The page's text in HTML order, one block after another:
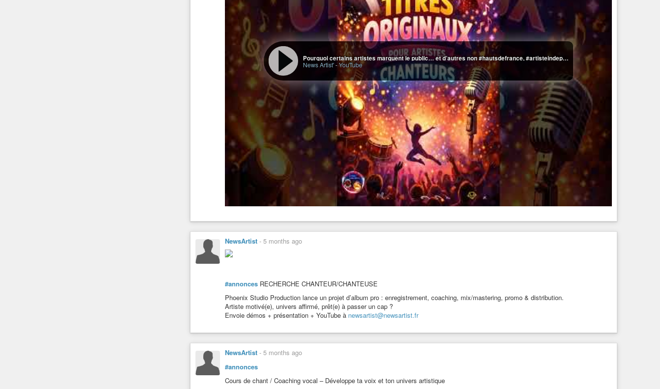
Pourquoi certains artistes marquent le public… et d’autres non #hautsdefrance, #artisteindependant
News Artist'-YouTube
NewsArtist - 5 months ago
#annonces RECHERCHE CHANTEUR/CHANTEUSE
Phoenix Studio Production lance un projet d’album pro : enregistrement, coaching, mix/mastering, promo & distribution.
Artiste motivé(e), univers affirmé, prêt(e) à passer un cap ?
Envoie démos + présentation + YouTube à newsartist@newsartist.fr
NewsArtist - 5 months ago
#annonces
Cours de chant / Coaching vocal – Développe ta voix et ton univers artistique